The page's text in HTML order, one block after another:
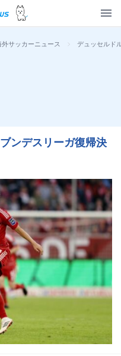
外サッカーニュース > デュッセルド
ンデスリーガ復帰決